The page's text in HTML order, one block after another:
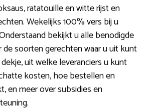
ratatouille en witte rijst en
Wekelijks 100% vers bij u
bekijkt u alle benodigde
soorten gerechten waar u uit kunt
uit welke leveranciers u kunt
kosten, hoe bestellen en
en meer over subsidies en